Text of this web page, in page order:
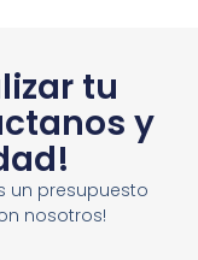
tu
y
un presupuesto
nosotros!